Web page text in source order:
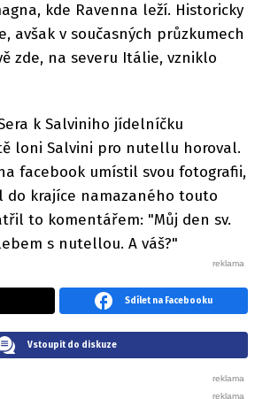
kde Ravenna leží. Historicky
avšak v současných průzkumech
zde, na severu Itálie, vzniklo
k Salviniho jídelníčku
loni Salvini pro nutellu horoval.
facebook umístil svou fotografii,
do krajíce namazaného touto
to komentářem: "Můj den sv.
s nutellou. A váš?"
Sdílet na Facebooku
Vstoupit do diskuze